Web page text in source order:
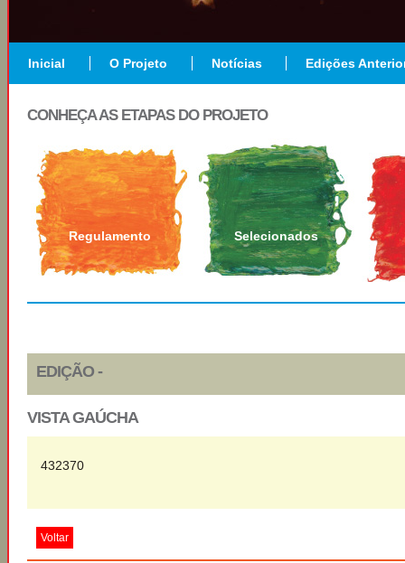
Inicial O Projeto Notícias Edições
CONHEÇA AS ETAPAS DO PROJETO
Regulamento Selecionados
EDIÇÃO -
VISTA GAÚCHA
432370
Voltar